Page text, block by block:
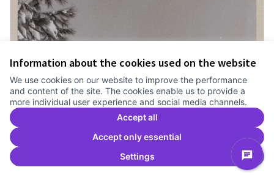
Information about the cookies used on the website
We use cookies on our website to improve the performance
and content of the site. The cookies enable us to provide a
more individual user experience and social media channels.
Accept all
Accept only essential
Settings